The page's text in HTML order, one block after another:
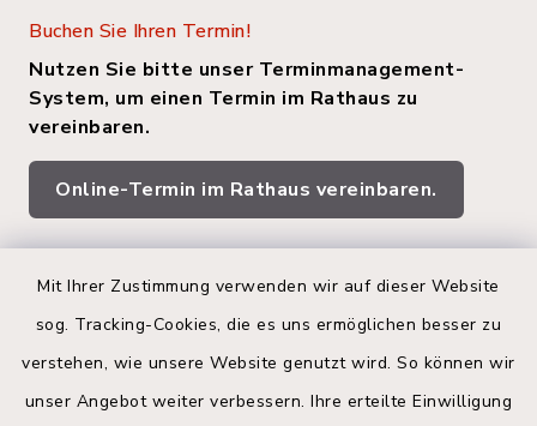
Mit Ihrer Zustimmung verwenden wir auf dieser Website
sog. Tracking-Cookies, die es uns ermöglichen besser zu
verstehen, wie unsere Website genutzt wird. So können wir
unser Angebot weiter verbessern. Ihre erteilte Einwilligung
Buchen Sie Ihren Termin!
Nutzen Sie bitte unser Terminmanagement-
System, um einen Termin im Rathaus zu
vereinbaren.
Online-Termin im Rathaus vereinbaren.
Quicklinks
Land Schleswig-Holstein